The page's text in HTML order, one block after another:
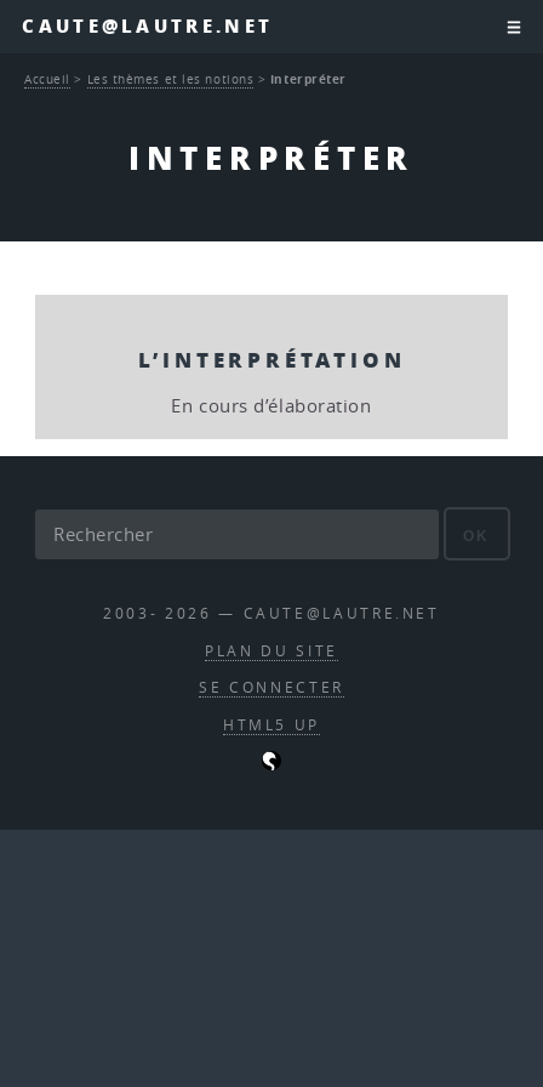
CAUTE@LAUTRE.NET
INTERPRÉTER
Accueil > Les thèmes et les notions > Interpréter
L’INTERPRÉTATION
En cours d’élaboration
OK
2003- 2026 — CAUTE@LAUTRE.NET
PLAN DU SITE
SE CONNECTER
HTML5 UP